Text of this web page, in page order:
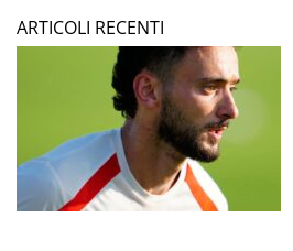
ARTICOLI RECENTI